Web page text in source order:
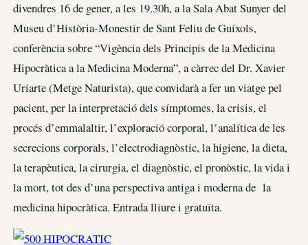
divendres 16 de gener, a les 19.30h, a la Sala Abat Sunyer del
Museu d’Història-Monestir de Sant Feliu de Guíxols,
conferència sobre “Vigència dels Principis de la Medicina
Hipocràtica a la Medicina Moderna”, a càrrec del Dr. Xavier
Uriarte (Metge Naturista), que convidarà a fer un viatge pel
pacient, per la interpretació dels símptomes, la crisis, el
procés d’emmalaltir, l’exploració corporal, l’analítica de les
secrecions corporals, l’electrodiagnòstic, la higiene, la dieta,
la terapèutica, la cirurgia, el diagnòstic, el pronòstic, la vida i
la mort, tot des d’una perspectiva antiga i moderna de la
medicina hipocràtica. Entrada lliure i gratuïta.